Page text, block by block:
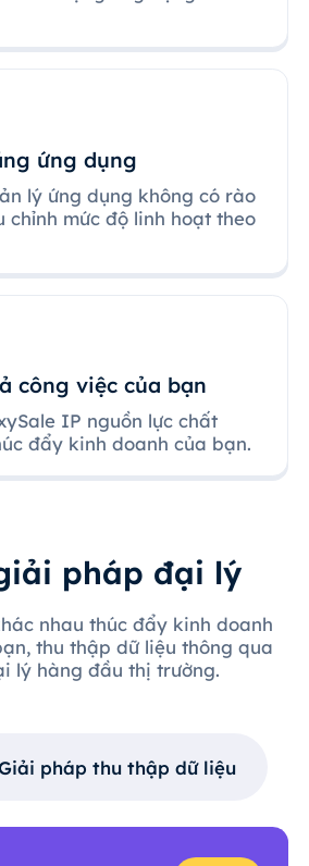
ứng dụng
lý ứng dụng không có rào
chỉnh mức độ linh hoạt theo
công việc của bạn
IP nguồn lực chất
đẩy kinh doanh của bạn.
pháp đại lý
nhau thúc đẩy kinh doanh
thu thập dữ liệu thông qua
lý hàng đầu thị trường.
pháp thu thập dữ liệu